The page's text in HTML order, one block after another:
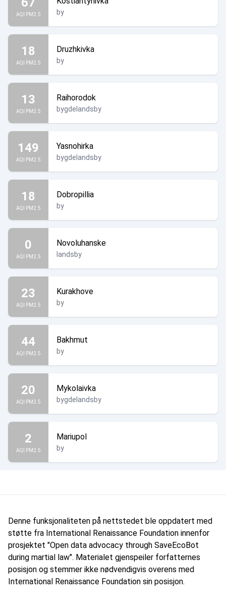
AQI PM2.5 by
18
AQI PM2.5
Druzhkivka
by
13
AQI PM2.5
Raihorodok
bygdelandsby
149
AQI PM2.5
Yasnohirka
bygdelandsby
18
AQI PM2.5
Dobropillia
by
0
AQI PM2.5
Novoluhanske
landsby
23
AQI PM2.5
Kurakhove
by
44
AQI PM2.5
Bakhmut
by
20
AQI PM2.5
Mykolaivka
bygdelandsby
2
AQI PM2.5
Mariupol
by
Denne funksjonaliteten på nettstedet ble oppdatert med
støtte fra International Renaissance Foundation innenfor
prosjektet "Open data advocacy through SaveEcoBot
during martial law". Materialet gjenspeiler forfatternes
posisjon og stemmer ikke nødvendigvis overens med
International Renaissance Foundation sin posisjon.